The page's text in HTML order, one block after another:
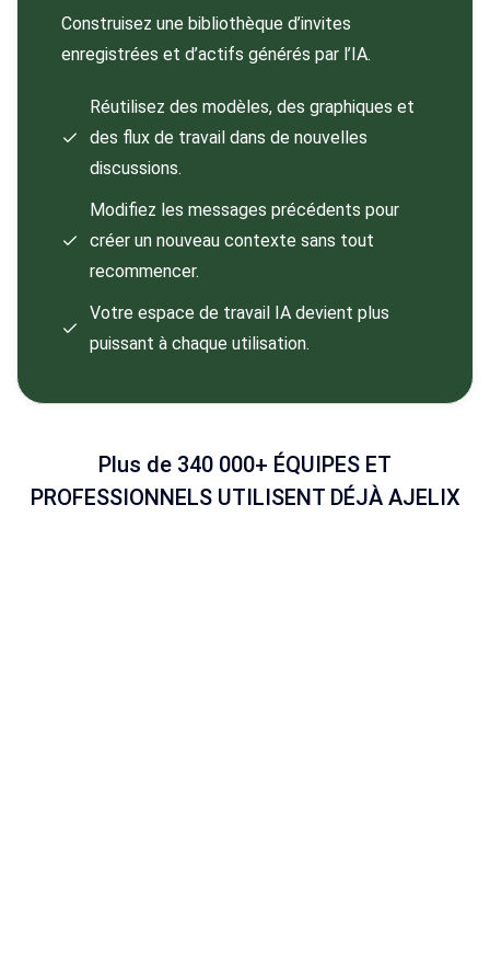
Construisez une bibliothèque d’invites
enregistrées et d’actifs générés par l’IA.
Réutilisez des modèles, des graphiques et
des flux de travail dans de nouvelles
discussions.
Modifiez les messages précédents pour
créer un nouveau contexte sans tout
recommencer.
Votre espace de travail IA devient plus
puissant à chaque utilisation.
Plus de 340 000+ ÉQUIPES ET
PROFESSIONNELS UTILISENT DÉJÀ AJELIX